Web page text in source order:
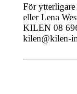
För
eller Lena
KILEN 08
kilen@kilen-